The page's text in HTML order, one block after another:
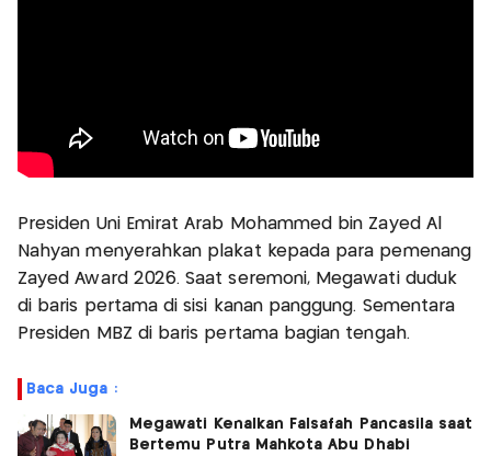
Presiden Uni Emirat Arab Mohammed bin Zayed Al
Nahyan menyerahkan plakat kepada para pemenang
Zayed Award 2026. Saat seremoni, Megawati duduk
di baris pertama di sisi kanan panggung. Sementara
Presiden MBZ di baris pertama bagian tengah.
Baca Juga :
Megawati Kenalkan Falsafah Pancasila saat
Bertemu Putra Mahkota Abu Dhabi